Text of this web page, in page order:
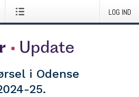
LOG IND
i Odense
25.